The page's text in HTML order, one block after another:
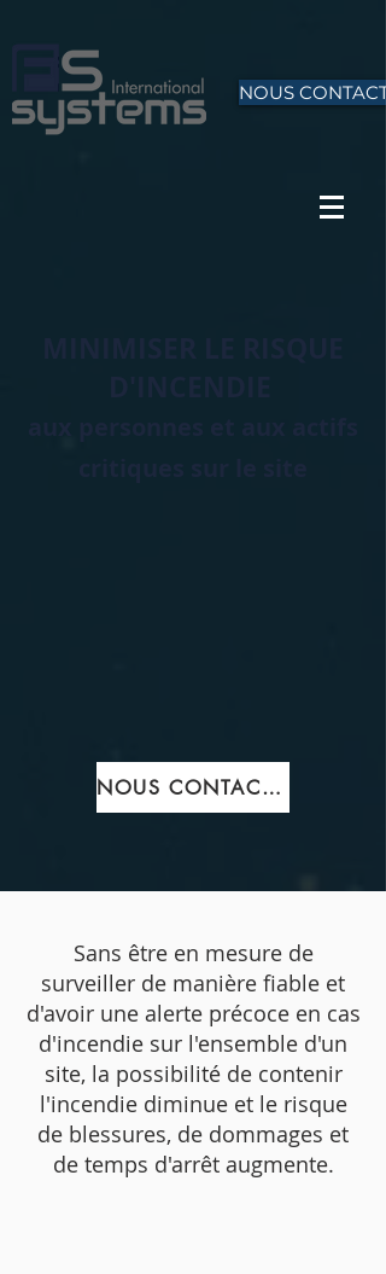
NOUS
NOUS CONTACTER
Sans être en mesure de
surveiller de manière fiable et
d'avoir une alerte précoce en cas
d'incendie sur l'ensemble d'un
site, la possibilité de contenir
l'incendie diminue et le risque
de blessures, de dommages et
de temps d'arrêt augmente.